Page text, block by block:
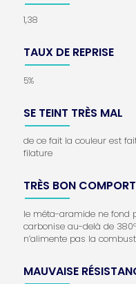
1,38
TAUX DE REPRISE
5%
SE TEINT TRÈS MAL
de ce fait la couleur est
filature
TRÈS BON
le méta-aramide ne fond
carbonise au-delà de
n’alimente pas la
MAUVAISE